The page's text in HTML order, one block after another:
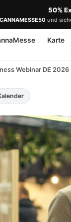
50%
und
Karte
Webinar DE 2026